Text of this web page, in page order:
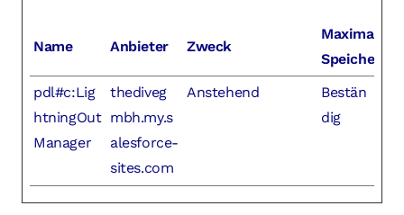
Name Anbieter Zweck
Maximale
pdl#c:Lig
htningOut
Manager
thediveg
mbh.my.s
alesforce-
sites.com
Anstehend
Bestän
dig